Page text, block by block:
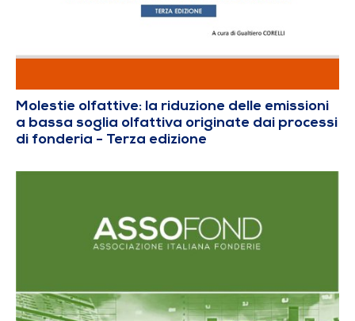
Molestie olfattive: la riduzione delle emissioni
a bassa soglia olfattiva originate dai processi
di fonderia - Terza edizione